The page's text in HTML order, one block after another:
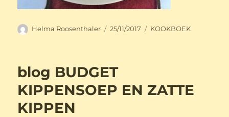
Auteur
Helma Roosenthaler
Geplaatst
25/11/2017 Categorieën
KOOKBOEK
blog BUDGET
KIPPENSOEP EN ZATTE
KIPPEN